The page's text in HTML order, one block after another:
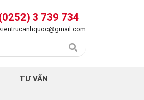
3 739 734
TƯ VẤN